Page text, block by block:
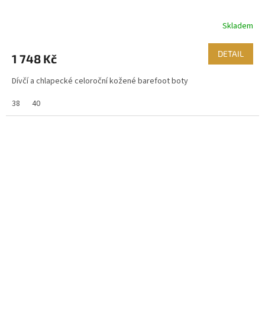
Skladem
1 748 Kč DETAIL
Dívčí a chlapecké celoroční kožené barefoot boty
38
40